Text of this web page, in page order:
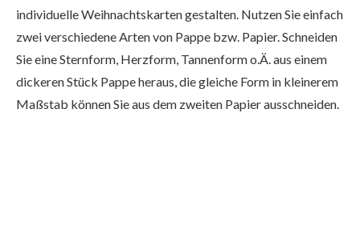
individuelle Weihnachtskarten gestalten. Nutzen Sie einfach
zwei verschiedene Arten von Pappe bzw. Papier. Schneiden
Sie eine Sternform, Herzform, Tannenform o.Ä. aus einem
dickeren Stück Pappe heraus, die gleiche Form in kleinerem
Maßstab können Sie aus dem zweiten Papier ausschneiden.